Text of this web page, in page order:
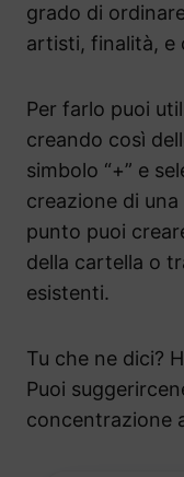
grado di
artisti, finalità, e
Per farlo puoi
creando così
simbolo “+” e
creazione di
punto puoi
della cartella o
esistenti.
Tu che ne dici?
Puoi
concentrazione